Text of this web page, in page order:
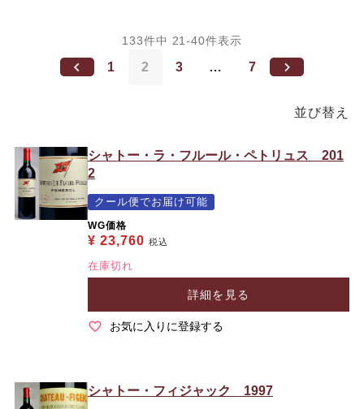
並び替え
133件中 21-40件表示
1 2 3 … 7
シャトー・ラ・フルール・ペトリュス 201
2
クール便でお届け可能
WG価格
¥ 23,760 税込
在庫切れ
詳細を見る
お気に入りに登録する
シャトー・フィジャック 1997